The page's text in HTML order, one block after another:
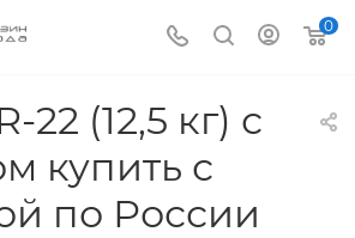
0
22 (12,5 кг) с
купить с
по России